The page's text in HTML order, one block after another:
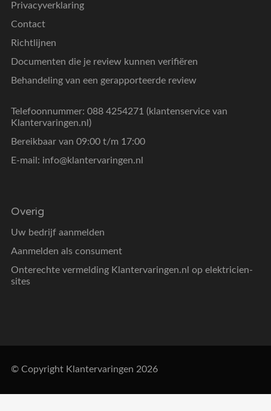
Privacyverklaring
Contact
Richtlijnen
Documenten die je review kunnen verifiëren
Behandeling van een gerapporteerde review
Telefoonnummer: 088 4254271 (klantenservice van
Klantervaringen.nl)
Bereikbaar van 09:00 t/m 17:00
E-mail: info@klantervaringen.nl
Overig
Uw bedrijf aanmelden
Aanmelden als consument
Onterechte vermelding Klantervaringen.nl op elektricien-
sites
© Copyright Klantervaringen 2026